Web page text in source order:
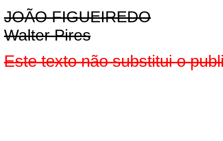
JOÃO FIGUEIREDO
Walter Pires
Este texto não substitui o